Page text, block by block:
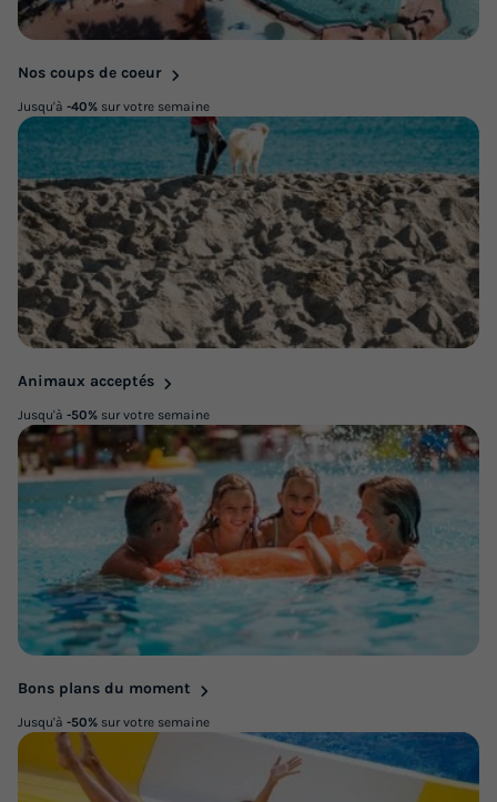
Nos coups de coeur
Jusqu'à -40% sur votre semaine
Animaux acceptés
Jusqu'à -50% sur votre semaine
Bons plans du moment
Jusqu'à -50% sur votre semaine